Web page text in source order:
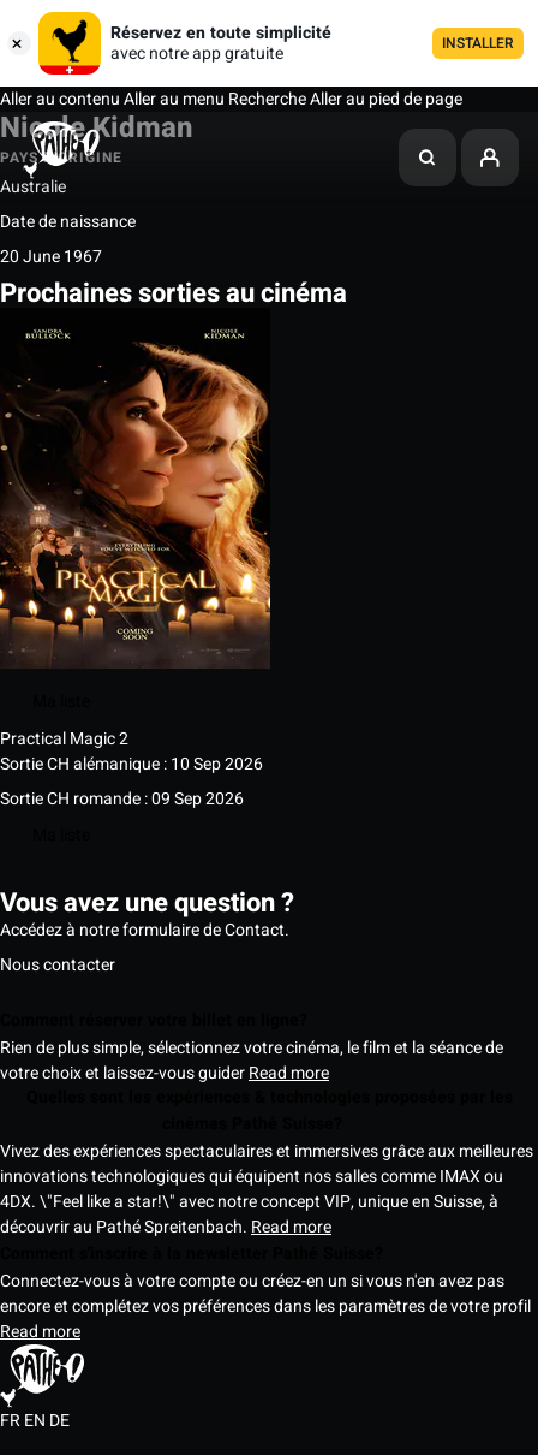
Réservez en toute simplicité
avec notre app gratuite
INSTALLER
Aller au contenuAller au menu RechercheAller au pied de page
Nicole Kidman
PAYS D'ORIGINE
Australie
Date de naissance
20 June 1967
Prochaines sorties au cinéma
Practical Magic 2
Sortie CH alémanique : 10 Sep 2026
Sortie CH romande : 09 Sep 2026
Vous avez une question ?
Accédez à notre formulaire de Contact.
Nous contacter
Rien de plus simple, sélectionnez votre cinéma, le film et la séance de
votre choix et laissez-vous guiderRead more
Vivez des expériences spectaculaires et immersives grâce aux meilleures
innovations technologiques qui équipent nos salles comme IMAX ou
4DX. \"Feel like a star!\" avec notre concept VIP, unique en Suisse, à
découvrir au Pathé Spreitenbach. Read more
Connectez-vous à votre compte ou créez-en un si vous n'en avez pas
encore et complétez vos préférences dans les paramètres de votre profil
Read more
FREN DE